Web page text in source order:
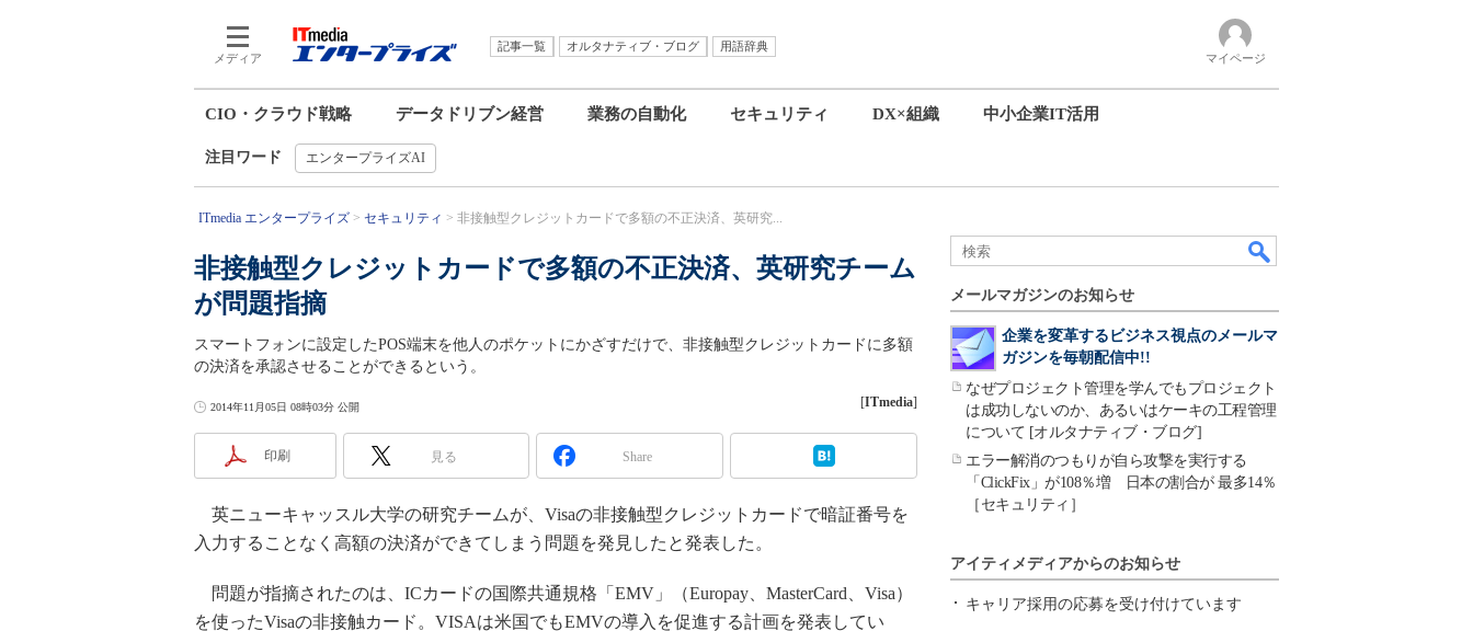
メディア
記事一覧 オルタナティブ・ブログ
用語辞典
マイページ
CIO・クラウド戦略 データドリブン経営 業務の自動化 セキュリティ DX×組織 中小企業IT活用
注目ワード エンタープライズAI
ITmedia エンタープライズ セキュリティ 非接触型クレジットカードで多額の不正決済、英研究...
非接触型クレジットカードで多額の不正決済、英研究チーム
が問題指摘
スマートフォンに設定したPOS端末を他人のポケットにかざすだけで、非接触型クレジットカードに多額
の決済を承認させることができるという。
2014年11月05日 08時03分 公開 [ITmedia]
印刷 見る Share
英ニューキャッスル大学の研究チームが、Visaの非接触型クレジットカードで暗証番号を
入力することなく高額の決済ができてしまう問題を発見したと発表した。
問題が指摘されたのは、ICカードの国際共通規格「EMV」（Europay、MasterCard、Visa）
を使ったVisaの非接触カード。VISAは米国でもEMVの導入を促進する計画を発表してい
メールマガジンのお知らせ
企業を変革するビジネス視点のメールマ
ガジンを毎朝配信中!!
なぜプロジェクト管理を学んでもプロジェクト
は成功しないのか、あるいはケーキの工程管理
について [オルタナティブ・ブログ]
エラー解消のつもりが自ら攻撃を実行する
「ClickFix」が108％増 日本の割合が 最多14％
［セキュリティ］
アイティメディアからのお知らせ
キャリア採用の応募を受け付けています